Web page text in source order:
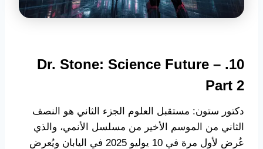
10. Dr. Stone: Science Future –
Part 2
دكتور ستون: مستقبل العلوم الجزء الثاني هو النصف
الثاني من الموسم الأخير من مسلسل الأنمي، والذي
عُرض لأول مرة في 10 يوليو 2025 في اليابان ويُعرض